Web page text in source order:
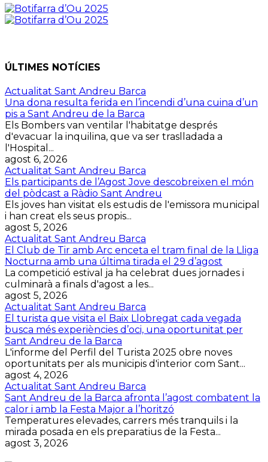
ÚLTIMES NOTÍCIES
Actualitat Sant Andreu Barca
Una dona resulta ferida en l’incendi d’una cuina d’un
pis a Sant Andreu de la Barca
Els Bombers van ventilar l'habitatge després
d'evacuar la inquilina, que va ser traslladada a
l'Hospital...
agost 6, 2026
Actualitat Sant Andreu Barca
Els participants de l’Agost Jove descobreixen el món
del pòdcast a Ràdio Sant Andreu
Els joves han visitat els estudis de l'emissora municipal
i han creat els seus propis...
agost 5, 2026
Actualitat Sant Andreu Barca
El Club de Tir amb Arc enceta el tram final de la Lliga
Nocturna amb una última tirada el 29 d’agost
La competició estival ja ha celebrat dues jornades i
culminarà a finals d'agost a les...
agost 5, 2026
Actualitat Sant Andreu Barca
El turista que visita el Baix Llobregat cada vegada
busca més experiències d’oci, una oportunitat per
Sant Andreu de la Barca
L'informe del Perfil del Turista 2025 obre noves
oportunitats per als municipis d'interior com Sant...
agost 4, 2026
Actualitat Sant Andreu Barca
Sant Andreu de la Barca afronta l’agost combatent la
calor i amb la Festa Major a l’horitzó
Temperatures elevades, carrers més tranquils i la
mirada posada en els preparatius de la Festa...
agost 3, 2026